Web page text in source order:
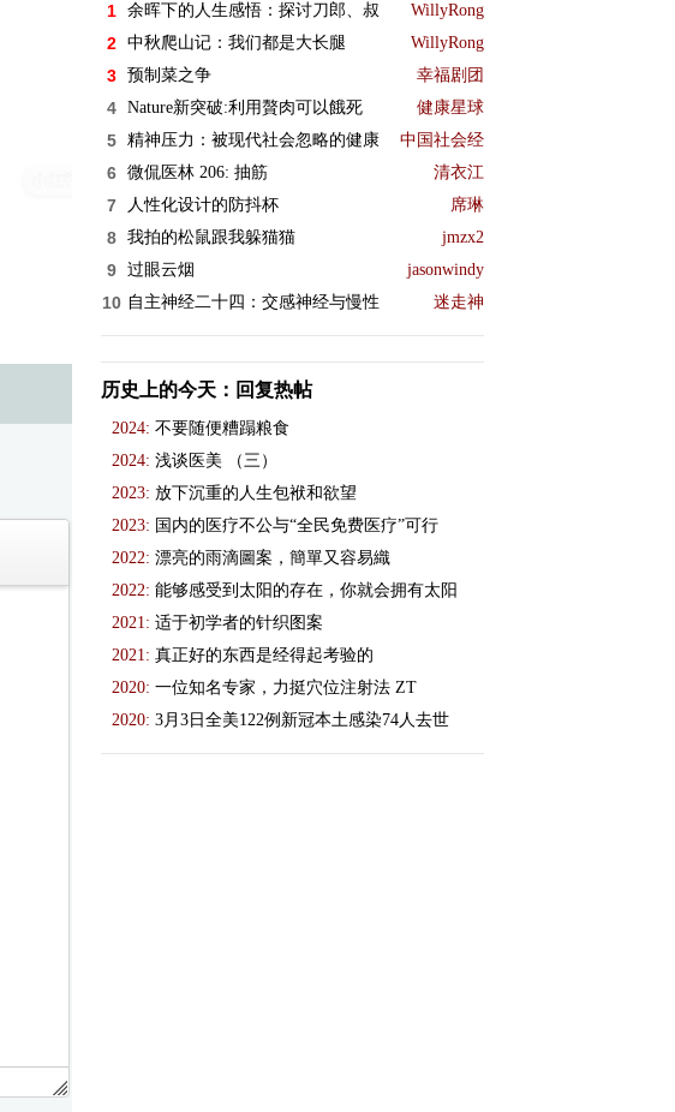
1 余晖下的人生感悟：探讨刀郎、叔 WillyRong
2 中秋爬山记：我们都是大长腿 WillyRong
3 预制菜之争 幸福剧团
4 Nature新突破:利用贅肉可以餓死 健康星球
5 精神压力：被现代社会忽略的健康 中国社会经
6 微侃医林 206: 抽筋 清衣江
7 人性化设计的防抖杯 席琳
8 我拍的松鼠跟我躲猫猫 jmzx2
9 过眼云烟 jasonwindy
10 自主神经二十四：交感神经与慢性 迷走神
历史上的今天：回复热帖
2024: 不要随便糟蹋粮食
2024: 浅谈医美 （三）
2023: 放下沉重的人生包袱和欲望
2023: 国内的医疗不公与“全民免费医疗”可行
2022: 漂亮的雨滴圖案，簡單又容易織
2022: 能够感受到太阳的存在，你就会拥有太阳
2021: 适于初学者的针织图案
2021: 真正好的东西是经得起考验的
2020: 一位知名专家，力挺穴位注射法 ZT
2020: 3月3日全美122例新冠本土感染74人去世